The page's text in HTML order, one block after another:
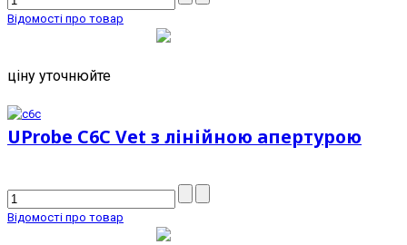
Відомості про товар
ціну уточнюйте
UProbe C6C Vet з лінійною апертурою
Відомості про товар